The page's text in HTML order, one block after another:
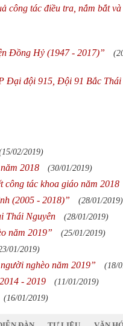
công tác điều tra, nắm bắt
Đồng Hỷ (1947 - 2017)”
Đại đội 915, Đội 91 Bắc
02/2019)
2018 (30/01/2019)
công tác khoa giáo năm 2018
(2005 - 2018)” (28/01/2019)
Thái Nguyên (28/01/2019)
năm 2019” (25/01/2019)
01/2019)
nghèo năm 2019” (18/
- 2019 (11/01/2019)
(16/01/2019)